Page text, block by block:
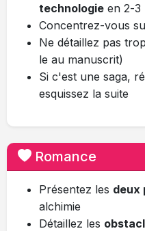
technologie en 2-3
Concentrez-vous
Ne détaillez pas
le au manuscrit)
Si c'est une saga,
esquissez la suite
Romance
Présentez les deux
alchimie
Détaillez les